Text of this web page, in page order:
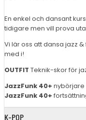
En enkel och dansant
tidigare men vill prova
Vi lär oss att dansa jazz
med i!
OUTFIT Teknik-skor för
JazzFunk 40+ nybörjare
JazzFunk 40+
K-POP